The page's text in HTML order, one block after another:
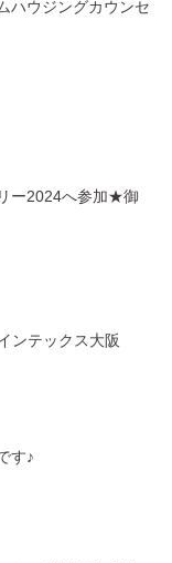
ハウジングカウンセ
ー2024へ参加★御
ンテックス大阪
す♪